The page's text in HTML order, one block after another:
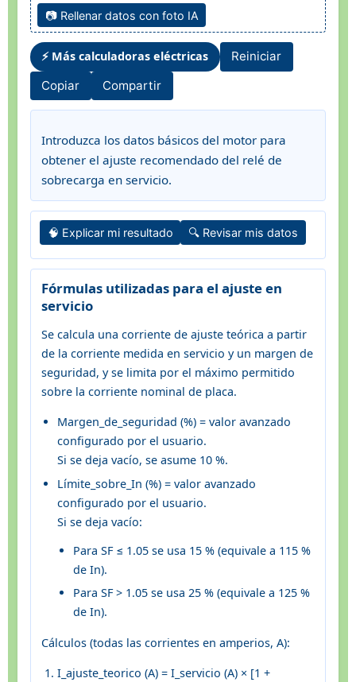
📷 Rellenar datos con foto IA
⚡ Más calculadoras eléctricas
Reiniciar
Copiar
Compartir
Introduzca los datos básicos del motor para
obtener el ajuste recomendado del relé de
sobrecarga en servicio.
🧠 Explicar mi resultado 🔍 Revisar mis datos
Fórmulas utilizadas para el ajuste en
servicio
Se calcula una corriente de ajuste teórica a partir
de la corriente medida en servicio y un margen de
seguridad, y se limita por el máximo permitido
sobre la corriente nominal de placa.
Margen_de_seguridad (%) = valor avanzado
configurado por el usuario.
Si se deja vacío, se asume 10 %.
Límite_sobre_In (%) = valor avanzado
configurado por el usuario.
Si se deja vacío:
Para SF ≤ 1.05 se usa 15 % (equivale a 115 %
de In).
Para SF > 1.05 se usa 25 % (equivale a 125 %
de In).
Cálculos (todas las corrientes en amperios, A):
I_ajuste_teorico (A) = I_servicio (A) × [1 +